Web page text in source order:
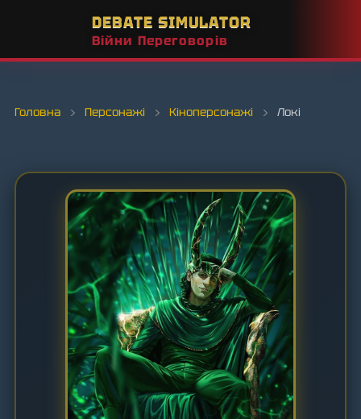
DEBATE SIMULATOR
Війни Переговорів
Головна › Персонажі › Кіноперсонажі › Локі